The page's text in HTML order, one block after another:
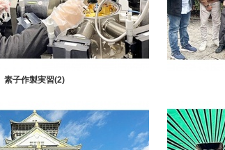
素子作製実習(2)